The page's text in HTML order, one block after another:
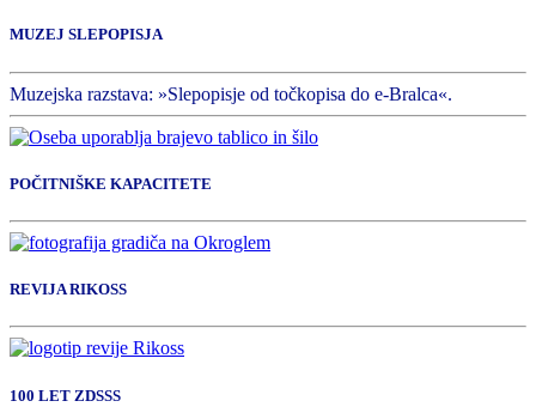
MUZEJ SLEPOPISJA
Muzejska razstava: »Slepopisje od točkopisa do e-Bralca«.
POČITNIŠKE KAPACITETE
REVIJA RIKOSS
100 LET ZDSSS